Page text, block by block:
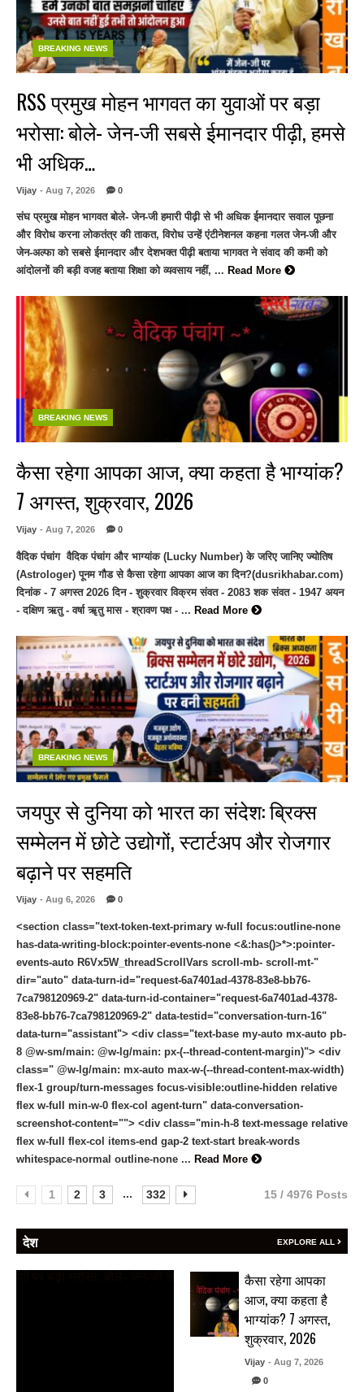
BREAKING NEWS
RSS प्रमुख मोहन भागवत का युवाओं पर बड़ा
भरोसा: बोले- जेन-जी सबसे ईमानदार पीढ़ी, हमसे
भी अधिक…
Vijay - Aug 7, 2026 0
संघ प्रमुख मोहन भागवत बोले- जेन-जी हमारी पीढ़ी से भी अधिक ईमानदार सवाल पूछना
और विरोध करना लोकतंत्र की ताकत, विरोध उन्हें एंटीनेशनल कहना गलत जेन-जी और
जेन-अल्फा को सबसे ईमानदार और देशभक्त पीढ़ी बताया भागवत ने संवाद की कमी को
आंदोलनों की बड़ी वजह बताया शिक्षा को व्यवसाय नहीं, ... Read More
BREAKING NEWS
कैसा रहेगा आपका आज, क्या कहता है भाग्यांक?
7 अगस्त, शुक्रवार, 2026
Vijay - Aug 7, 2026 0
वैदिक पंचांग वैदिक पंचांग और भाग्यांक (Lucky Number) के जरिए जानिए ज्योतिष
(Astrologer) पूनम गौड से कैसा रहेगा आपका आज का दिन?(dusrikhabar.com)
दिनांक - 7 अगस्त 2026 दिन - शुक्रवार विक्रम संवत - 2083 शक संवत - 1947 अयन
- दक्षिण ऋतु - वर्षा ॠतु मास - श्रावण पक्ष - ... Read More
BREAKING NEWS
जयपुर से दुनिया को भारत का संदेश: ब्रिक्स
सम्मेलन में छोटे उद्योगों, स्टार्टअप और रोजगार
बढ़ाने पर सहमति
Vijay - Aug 6, 2026 0
<section class="text-token-text-primary w-full focus:outline-none
has-data-writing-block:pointer-events-none <&:has()>*>:pointer-
events-auto R6Vx5W_threadScrollVars scroll-mb- scroll-mt-"
dir="auto" data-turn-id="request-6a7401ad-4378-83e8-bb76-
7ca798120969-2" data-turn-id-container="request-6a7401ad-4378-
83e8-bb76-7ca798120969-2" data-testid="conversation-turn-16"
data-turn="assistant"> <div class="text-base my-auto mx-auto pb-
8 @w-sm/main: @w-lg/main: px-(--thread-content-margin)"> <div
class=" @w-lg/main: mx-auto max-w-(--thread-content-max-width)
flex-1 group/turn-messages focus-visible:outline-hidden relative
flex w-full min-w-0 flex-col agent-turn" data-conversation-
screenshot-content=""> <div class="min-h-8 text-message relative
flex w-full flex-col items-end gap-2 text-start break-words
whitespace-normal outline-none ... Read More
1 2 3 ... 332 15 / 4976 Posts
देश EXPLORE ALL
कैसा रहेगा आपका
आज, क्या कहता है
भाग्यांक? 7 अगस्त,
शुक्रवार, 2026
Vijay - Aug 7, 2026
0